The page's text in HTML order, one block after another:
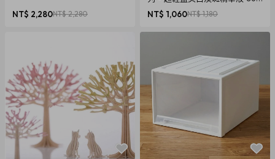
NT$ 2,280NT$ 2,280
lNT$ 1,060NT$ 1,180